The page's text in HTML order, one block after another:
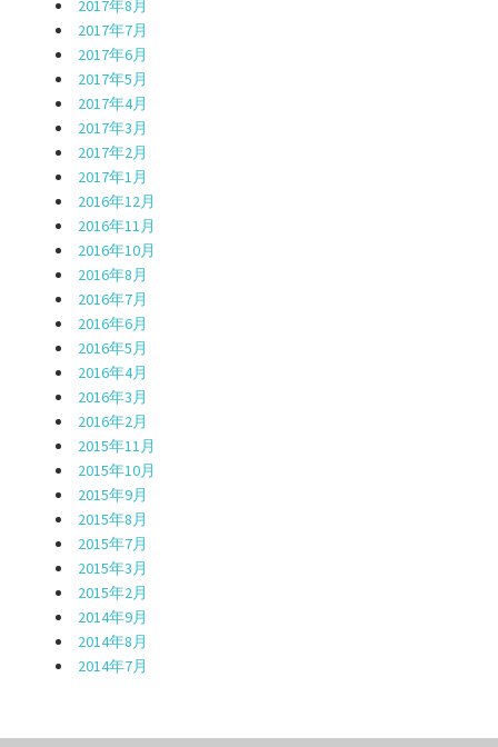
2017年8月
2017年7月
2017年6月
2017年5月
2017年4月
2017年3月
2017年2月
2017年1月
2016年12月
2016年11月
2016年10月
2016年8月
2016年7月
2016年6月
2016年5月
2016年4月
2016年3月
2016年2月
2015年11月
2015年10月
2015年9月
2015年8月
2015年7月
2015年3月
2015年2月
2014年9月
2014年8月
2014年7月